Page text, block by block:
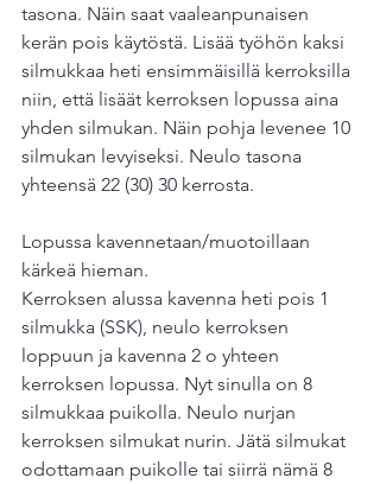
tasona. Näin saat vaaleanpunaisen
kerän pois käytöstä. Lisää työhön kaksi
silmukkaa heti ensimmäisillä kerroksilla
niin, että lisäät kerroksen lopussa aina
yhden silmukan. Näin pohja levenee 10
silmukan levyiseksi. Neulo tasona
yhteensä 22 (30) 30 kerrosta.
Lopussa kavennetaan/muotoillaan
kärkeä hieman.
Kerroksen alussa kavenna heti pois 1
silmukka (SSK), neulo kerroksen
loppuun ja kavenna 2 o yhteen
kerroksen lopussa. Nyt sinulla on 8
silmukkaa puikolla. Neulo nurjan
kerroksen silmukat nurin. Jätä silmukat
odottamaan puikolle tai siirrä nämä 8